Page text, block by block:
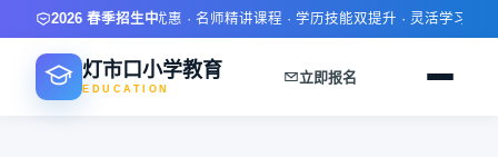
2026 春季招生中
限时报名优惠 · 名师精讲课程 · 学历技能双提升 · 灵活学习方式
灯市口小学教育
EDUCATION
立即报名